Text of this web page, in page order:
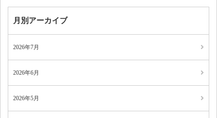
月別アーカイブ
2026年7月
2026年6月
2026年5月